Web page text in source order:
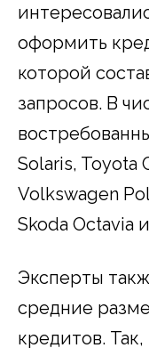
оформить
которой
запросов. В
Solaris, Toyota
Volkswagen
Skoda Octavia
Эксперты
средние
кредитов.